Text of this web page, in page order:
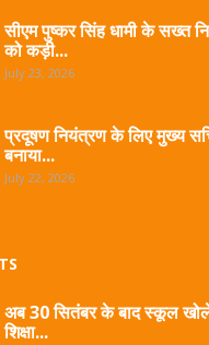
सीएम पुष्कर सिंह धामी के सख्त
को कड़ी...
July 23, 2026
प्रदूषण नियंत्रण के लिए मुख्य
बनाया...
July 22, 2026
अब 30 सितंबर के बाद स्कूल
शिक्षा...